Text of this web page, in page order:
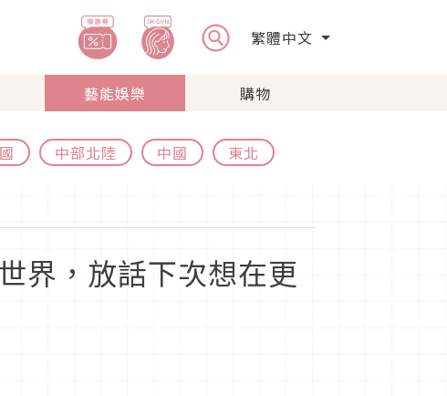
繁體中文
藝能娛樂 購物
中部北陸 中國 東北
界，放話下次想在更